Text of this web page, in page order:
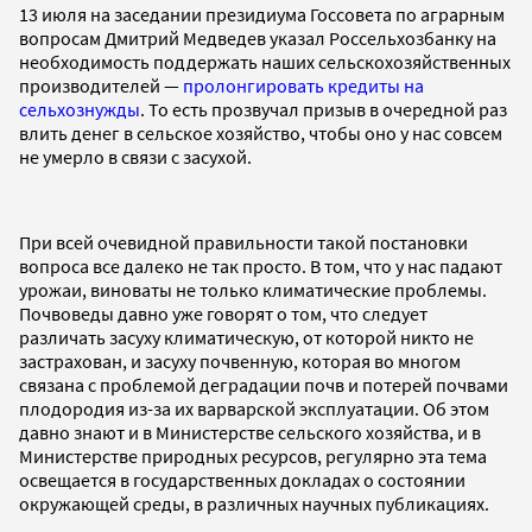
13 июля на заседании президиума Госсовета по аграрным
вопросам Дмитрий Медведев указал Россельхозбанку на
необходимость поддержать наших сельскохозяйственных
производителей — пролонгировать кредиты на
сельхознужды. То есть прозвучал призыв в очередной раз
влить денег в сельское хозяйство, чтобы оно у нас совсем
не умерло в связи с засухой.
При всей очевидной правильности такой постановки
вопроса все далеко не так просто. В том, что у нас падают
урожаи, виноваты не только климатические проблемы.
Почвоведы давно уже говорят о том, что следует
различать засуху климатическую, от которой никто не
застрахован, и засуху почвенную, которая во многом
связана с проблемой деградации почв и потерей почвами
плодородия из-за их варварской эксплуатации. Об этом
давно знают и в Министерстве сельского хозяйства, и в
Министерстве природных ресурсов, регулярно эта тема
освещается в государственных докладах о состоянии
окружающей среды, в различных научных публикациях.